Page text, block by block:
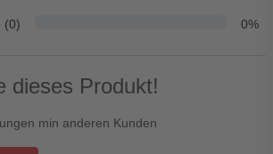
(0) 0%
dieses Produkt!
min anderen Kunden